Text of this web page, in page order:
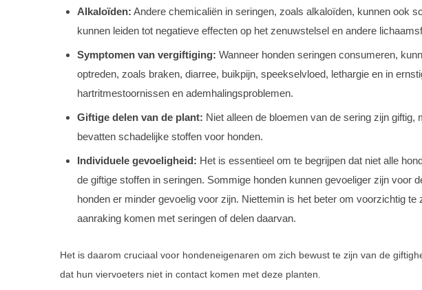
Alkaloïden: Andere chemicaliën in seringen, zoals alkaloïden, kunnen ook
kunnen leiden tot negatieve effecten op het zenuwstelsel en andere
Symptomen van vergiftiging: Wanneer honden seringen consumeren,
optreden, zoals braken, diarree, buikpijn, speekselvloed, lethargie en in
hartritmestoornissen en ademhalingsproblemen.
Giftige delen van de plant: Niet alleen de bloemen van de sering zijn giftig,
bevatten schadelijke stoffen voor honden.
Individuele gevoeligheid: Het is essentieel om te begrijpen dat niet alle
de giftige stoffen in seringen. Sommige honden kunnen gevoeliger zijn voor
honden er minder gevoelig voor zijn. Niettemin is het beter om voorzichtig te
aanraking komen met seringen of delen daarvan.
Het is daarom cruciaal voor hondeneigenaren om zich bewust te zijn van de
dat hun viervoeters niet in contact komen met deze planten.